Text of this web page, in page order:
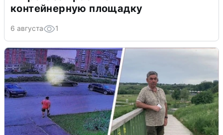
контейнерную площадку
6 августа 1